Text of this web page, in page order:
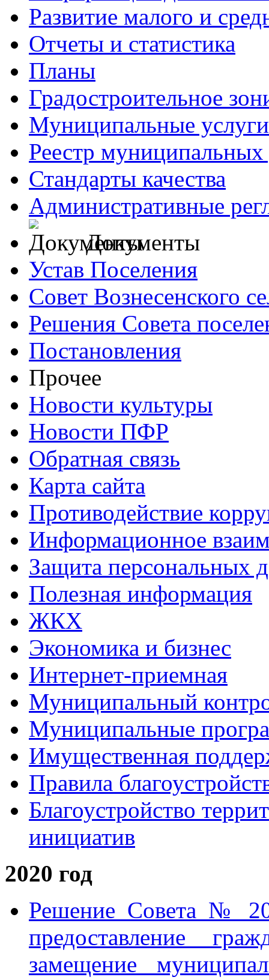
Развитие малого и
Отчеты и статистика
Планы
Градостроительное
Муниципальные услуги
Реестр муниципальных
Стандарты качества
Административные
Документы
Устав Поселения
Совет Вознесенского
Решения Совета
Постановления
Прочее
Новости культуры
Новости ПФР
Обратная связь
Карта сайта
Противодействие
Информационное
Защита персональных
Полезная информация
ЖКХ
Экономика и бизнес
Интернет-приемная
Муниципальный
Муниципальные
Имущественная
Правила
Благоустройство
инициатив
2020 год
Решение Совета №
предоставление
замещение